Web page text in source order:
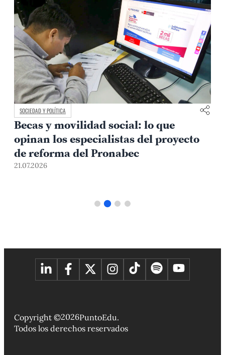
SOCIEDAD Y POLÍTICA
Becas y movilidad social: lo que
opinan los especialistas del proyecto
de reforma del Pronabec
21.07.2026
Copyright ©2026PuntoEdu.
Todos los derechos reservados